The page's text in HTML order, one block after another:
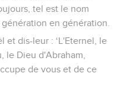
tel est le nom
en génération.
et dis-leur : ‘L'Eternel, le
le Dieu d'Abraham,
de vous et de ce